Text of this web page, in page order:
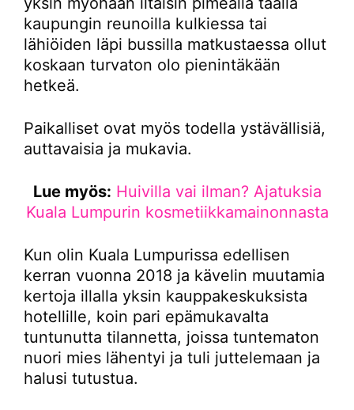
kaupungin reunoilla kulkiessa tai
lähiöiden läpi bussilla matkustaessa ollut
koskaan turvaton olo pienintäkään
hetkeä.
Paikalliset ovat myös todella ystävällisiä,
auttavaisia ja mukavia.
Lue myös: Huivilla vai ilman? Ajatuksia
Kuala Lumpurin kosmetiikkamainonnasta
Kun olin Kuala Lumpurissa edellisen
kerran vuonna 2018 ja kävelin muutamia
kertoja illalla yksin kauppakeskuksista
hotellille, koin pari epämukavalta
tuntunutta tilannetta, joissa tuntematon
nuori mies lähentyi ja tuli juttelemaan ja
halusi tutustua.